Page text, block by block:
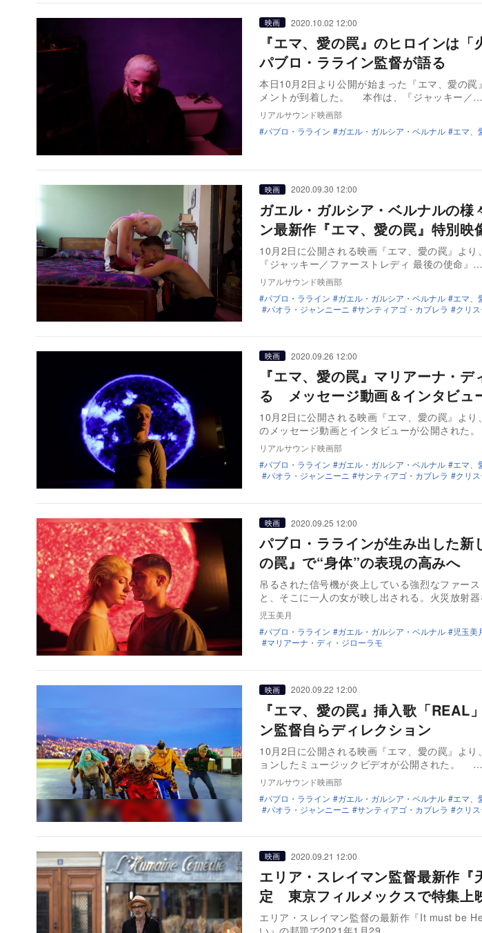
映画 2020.10.02 12:00
『エマ、愛の罠』のヒロインは
パブロ・ラライン監督が語る
本日10月2日より公開が始まった『エマ、愛の
メントが到着した。 本作は、『ジャッキー／…
リアルサウンド映画部
パブロ・ラライン
ガエル・ガルシア・ベルナル エマ、
映画 2020.09.30 12:00
ガエル・ガルシア・ベルナルの
ン最新作『エマ、愛の罠』特別映
10月2日に公開される映画『エマ、愛の罠』よ
『ジャッキー／ファーストレディ 最後の使命』…
リアルサウンド映画部
パブロ・ラライン
ガエル・ガルシア・ベルナル エマ、
パオラ・ジャンニーニ
サンティアゴ・カブレラ クリ
映画 2020.09.26 12:00
『エマ、愛の罠』マリアーナ・
る メッセージ動画＆インタビュ
10月2日に公開される映画『エマ、愛の罠』よ
のメッセージ動画とインタビューが公開された
リアルサウンド映画部
パブロ・ラライン
ガエル・ガルシア・ベルナル エマ、
パオラ・ジャンニーニ
サンティアゴ・カブレラ クリ
映画 2020.09.25 12:00
パブロ・ララインが生み出した
の罠』で“身体”の表現の高みへ
吊るされた信号機が炎上している強烈なファー
と、そこに一人の女が映し出される。火災放射
児玉美月
パブロ・ラライン
ガエル・ガルシア・ベルナル 児玉美
マリアーナ・ディ・ジローラモ
映画 2020.09.22 12:00
『エマ、愛の罠』挿入歌「
ン監督自らディレクション
10月2日に公開される映画『エマ、愛の罠』よ
ョンしたミュージックビデオが公開された。 …
リアルサウンド映画部
パブロ・ラライン
ガエル・ガルシア・ベルナル エマ、
パオラ・ジャンニーニ
サンティアゴ・カブレラ クリ
映画 2020.09.21 12:00
エリア・スレイマン監督最新作
定 東京フィルメックスで特集上
エリア・スレイマン監督の最新作『It must be